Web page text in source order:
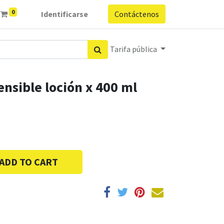
0 Identificarse Contáctenos
Tarifa pública
loción x 400 ml
TO CART